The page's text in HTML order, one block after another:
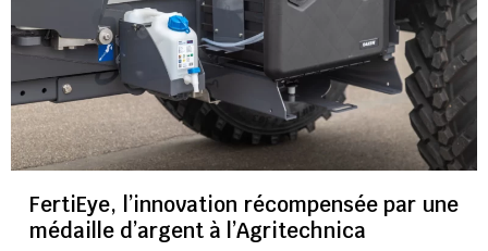
FertiEye, l’innovation récompensée par une
médaille d’argent à l’Agritechnica